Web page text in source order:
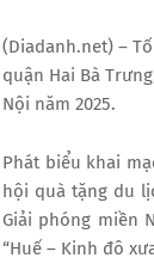
(Diadanh.net) –
quận Hai Bà
Nội năm 2025.
Phát biểu khai
hội quà tặng du
Giải phóng miền
“Huế – Kinh đô